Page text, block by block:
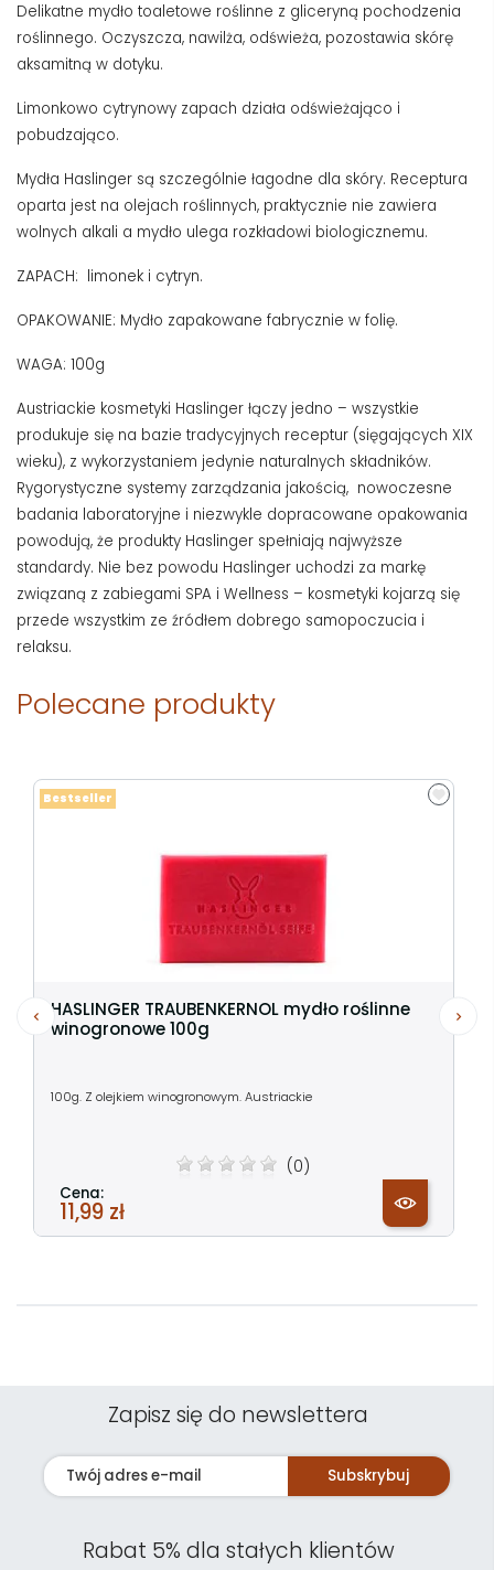
Delikatne mydło toaletowe roślinne z gliceryną pochodzenia
roślinnego. Oczyszcza, nawilża, odświeża, pozostawia skórę
aksamitną w dotyku.
Limonkowo cytrynowy zapach działa odświeżająco i
pobudzająco.
Mydła Haslinger są szczególnie łagodne dla skóry. Receptura
oparta jest na olejach roślinnych, praktycznie nie zawiera
wolnych alkali a mydło ulega rozkładowi biologicznemu.
ZAPACH: limonek i cytryn.
OPAKOWANIE: Mydło zapakowane fabrycznie w folię.
WAGA: 100g
Austriackie kosmetyki Haslinger łączy jedno – wszystkie
produkuje się na bazie tradycyjnych receptur (sięgających XIX
wieku), z wykorzystaniem jedynie naturalnych składników.
Rygorystyczne systemy zarządzania jakością, nowoczesne
badania laboratoryjne i niezwykle dopracowane opakowania
powodują, że produkty Haslinger spełniają najwyższe
standardy. Nie bez powodu Haslinger uchodzi za markę
związaną z zabiegami SPA i Wellness – kosmetyki kojarzą się
przede wszystkim ze źródłem dobrego samopoczucia i
relaksu.
Polecane produkty
HASLINGER TRAUBENKERNOL mydło roślinne
winogronowe 100g
100g. Z olejkiem winogronowym. Austriackie
(0)
Cena:
11,99 zł
Bestseller
Zapisz się do newslettera
Subskrybuj
Rabat 5% dla stałych klientów